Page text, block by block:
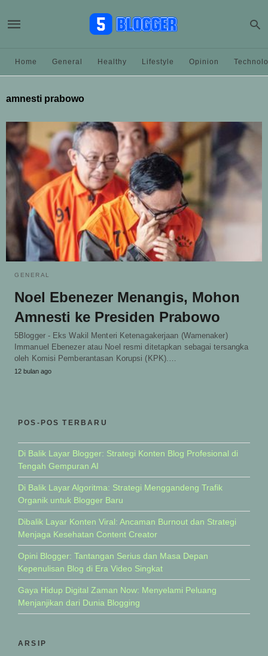
Home General Healthy Lifestyle Opinion
amnesti prabowo
GENERAL
Noel Ebenezer Menangis, Mohon
Amnesti ke Presiden Prabowo
5Blogger - Eks Wakil Menteri Ketenagakerjaan (Wamenaker)
Immanuel Ebenezer atau Noel resmi ditetapkan sebagai tersangka
oleh Komisi Pemberantasan Korupsi (KPK).…
12 bulan ago
POS-POS TERBARU
Di Balik Layar Blogger: Strategi Konten Blog Profesional di
Tengah Gempuran AI
Di Balik Layar Algoritma: Strategi Menggandeng Trafik
Organik untuk Blogger Baru
Dibalik Layar Konten Viral: Ancaman Burnout dan Strategi
Menjaga Kesehatan Content Creator
Opini Blogger: Tantangan Serius dan Masa Depan
Kepenulisan Blog di Era Video Singkat
Gaya Hidup Digital Zaman Now: Menyelami Peluang
Menjanjikan dari Dunia Blogging
ARSIP